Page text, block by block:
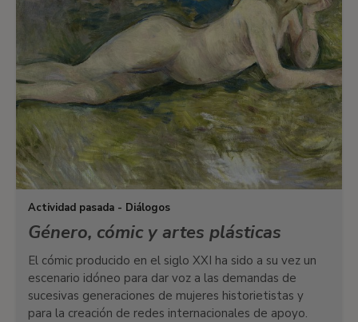
Actividad pasada - Diálogos
Género, cómic y artes plásticas
El cómic producido en el siglo XXI ha sido a su vez un
escenario idóneo para dar voz a las demandas de
sucesivas generaciones de mujeres historietistas y
para la creación de redes internacionales de apoyo.